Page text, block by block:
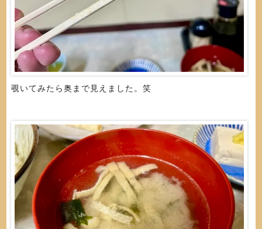
覗いてみたら奥まで見えました。笑